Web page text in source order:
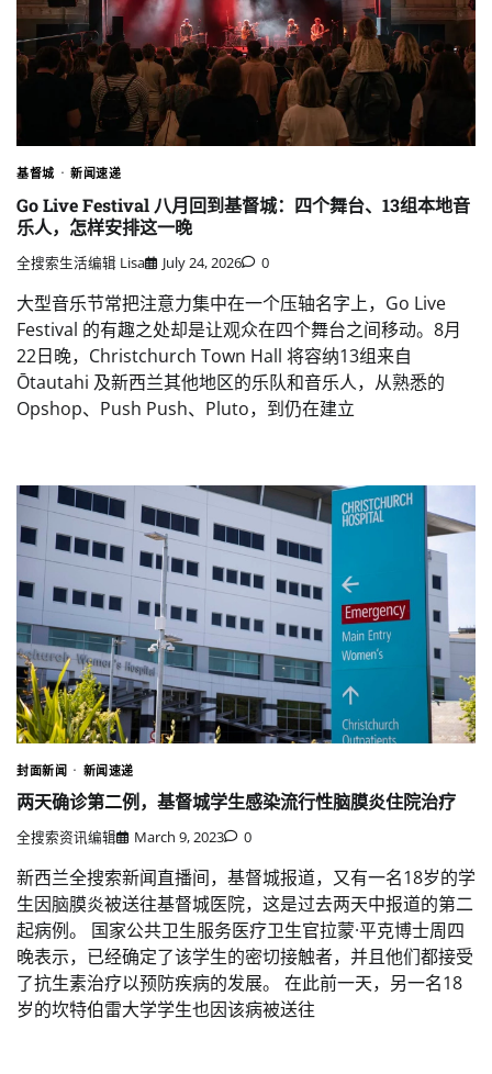
基督城 新闻速递
Go Live Festival 八月回到基督城：四个舞台、13组本地音
乐人，怎样安排这一晚
全搜索生活编辑 Lisa July 24, 2026 0
大型音乐节常把注意力集中在一个压轴名字上，Go Live
Festival 的有趣之处却是让观众在四个舞台之间移动。8月
22日晚，Christchurch Town Hall 将容纳13组来自
Ōtautahi 及新西兰其他地区的乐队和音乐人，从熟悉的
Opshop、Push Push、Pluto，到仍在建立
封面新闻 新闻速递
两天确诊第二例，基督城学生感染流行性脑膜炎住院治疗
全搜索资讯编辑 March 9, 2023 0
新西兰全搜索新闻直播间，基督城报道，又有一名18岁的学
生因脑膜炎被送往基督城医院，这是过去两天中报道的第二
起病例。 国家公共卫生服务医疗卫生官拉蒙·平克博士周四
晚表示，已经确定了该学生的密切接触者，并且他们都接受
了抗生素治疗以预防疾病的发展。 在此前一天，另一名18
岁的坎特伯雷大学学生也因该病被送往